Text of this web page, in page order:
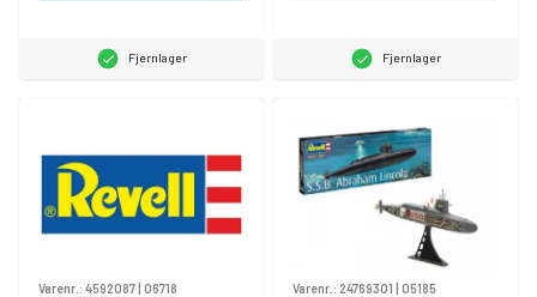
Fjernlager Fjernlager
Varenr.: 4592087| 06718 Varenr.: 24769301 | 05185